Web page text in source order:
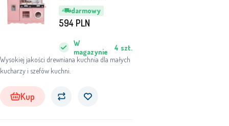
darmowy
KUCHNIA DLA DZIECI
DUŻA MR6160 Różowa
Wysokiej jakości drewniana kuchnia dla małych
kucharzy i szefów kuchni.
W
magazynie
4 szt.
594 PLN
Kup